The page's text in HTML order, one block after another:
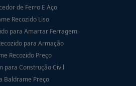
de Ferro E Aço
Recozido Liso
para Amarrar Ferragem
para Armação
Recozido Preço
para Construção Civil
Baldrame Preço